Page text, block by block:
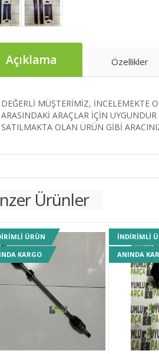
Açıklama Özellikler
DEĞERLİ MÜŞTERİMİZ, İNCELEMEKTE
ARASINDAKİ ARAÇLAR İÇİN
SATILMAKTA OLAN ÜRÜN GİBİ
Ürünler
ÜRÜN
KARGO
INDIRIMLI
ANINDA